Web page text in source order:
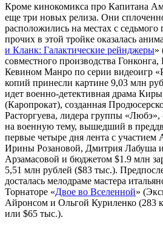
Кроме кинокомикса про Капитана
еще три новых релиза. Они
расположились на местах с
прочих в этой тройке оказалась
и Кланк: Галактические рейнджеры»
совместного производства
Кевином Манро по серии видеоигр
копий принесли картине 9,03 млн
идет военно-детективная драма
(Каропрокат), созданная
Расторгуева, лидера группы
на военную тему, вышедший в
первые четыре дня лента с участием
Ирины Розановой, Дмитрия Лабуша
Арзамасовой и бюджетом $1.9 млн
5,51 млн рублей ($83 тыс.).
досталась мелодраме мастера
Торнаторе «Двое во Вселенной»
Айронсом и Ольгой Куриленко (283
или $65 тыс.).